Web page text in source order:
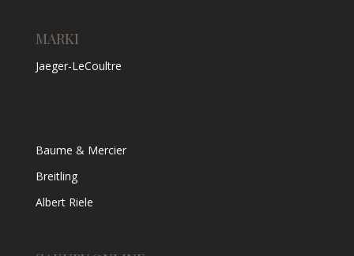
MARKI
Jaeger-LeCoultre
Baume & Mercier
Breitling
Albert Riele